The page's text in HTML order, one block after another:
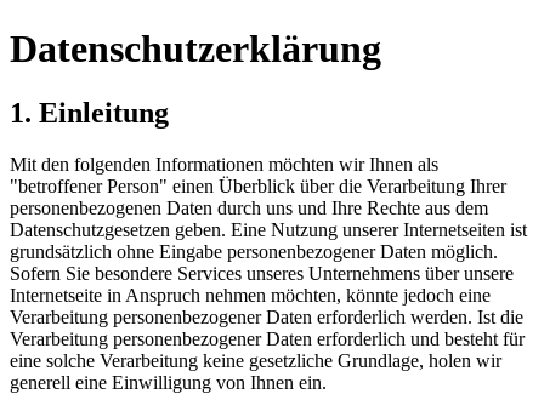
Datenschutzerklärung
1. Einleitung
Mit den folgenden Informationen möchten wir Ihnen als
"betroffener Person" einen Überblick über die Verarbeitung Ihrer
personenbezogenen Daten durch uns und Ihre Rechte aus dem
Datenschutzgesetzen geben. Eine Nutzung unserer Internetseiten ist
grundsätzlich ohne Eingabe personenbezogener Daten möglich.
Sofern Sie besondere Services unseres Unternehmens über unsere
Internetseite in Anspruch nehmen möchten, könnte jedoch eine
Verarbeitung personenbezogener Daten erforderlich werden. Ist die
Verarbeitung personenbezogener Daten erforderlich und besteht für
eine solche Verarbeitung keine gesetzliche Grundlage, holen wir
generell eine Einwilligung von Ihnen ein.